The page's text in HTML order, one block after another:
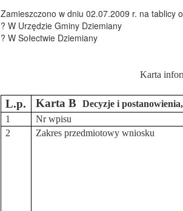
Zamieszczono w dniu 02.07.2009 r. na tablicy
? W Urzędzie Gminy Dziemiany
? W Sołectwie Dziemiany
Karta
L.p. Karta B
Decyzje i
1
Nr wpisu
2
Zakres przedmiotowy wniosku